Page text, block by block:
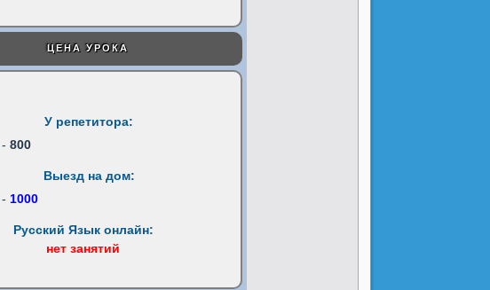
ЦЕНА УРОКА
У репетитора:
800
Выезд на дом:
1000
Русский Язык онлайн:
нет занятий